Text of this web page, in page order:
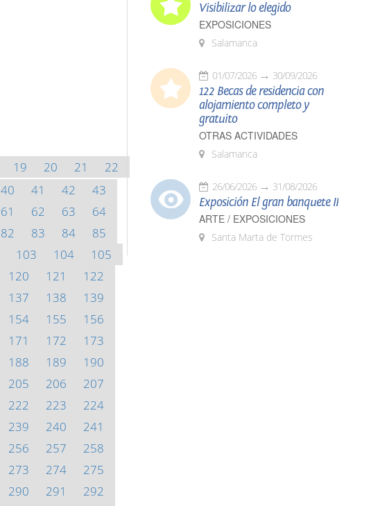
19 20 21
22
40 41 42
43
61 62 63
64
82 83 84
85
103 104
105
120 121
122
137 138
139
154 155
156
171 172
173
188 189
190
205 206
207
222 223
224
239 240
241
256 257
258
273 274
275
290 291
292
Visibilizar lo elegido
EXPOSICIONES
Salamanca
01/07/2026 30/09/2026
122 Becas de residencia con
alojamiento completo y
gratuito
OTRAS ACTIVIDADES
Salamanca
26/06/2026 31/08/2026
Exposición El gran banquete II
ARTE / EXPOSICIONES
Santa Marta de Tormes